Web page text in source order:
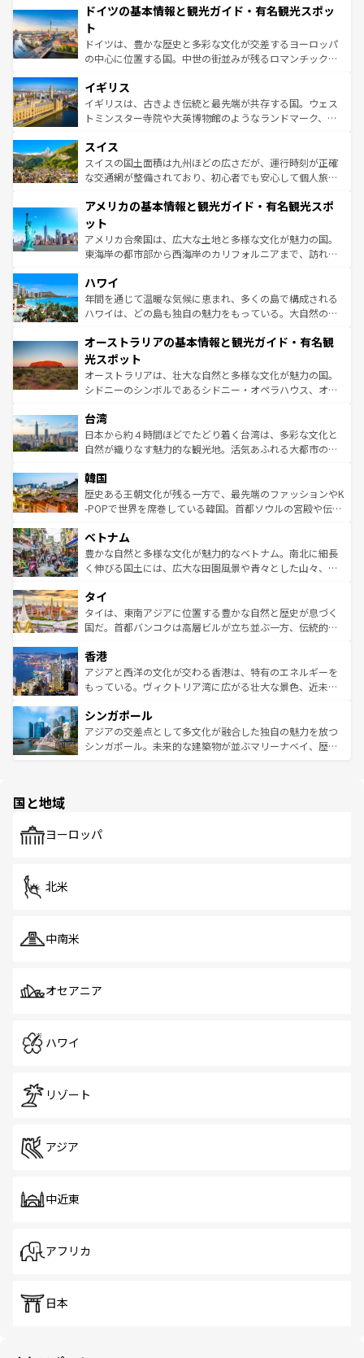
せる。地方によって風土や気候が異なるスペインはその個
ンテンツ一覧 を参照してほしい。
で、幅広い魅力が詰まっている。華麗な宮殿、歴史的な大
聖堂、美しいビーチ、そして豊かな自然が、訪れる者を心
から魅了する。また、フランスは美食の国としても知ら
れ、フランス料理はユネスコ無形文化遺産にも登録されて
香り高いラベンダー畑など、多彩な楽しみ方が可能だ。さ
らに、パリ以外の地域にも魅力が溢れており、どの街角に
も豊かな歴史と文化が息づいている。パリ以外の個性あふ
を参照してほしい。
ドイツの基本情報と観光ガイド・有名観光スポッ
ト
ドイツは、豊かな歴史と多彩な文化が交差するヨーロッパ
の中心に位置する国。中世の街並みが残るロマンチック街
顔を持つこの国は、どこを歩いても飽きることがない。ベ
ルリンの文化的活気、バイエルン州のアルプスの絶景、そ
してライン川沿いのワイン畑といった風景は必見。ビール
は、お酒好きな人にはぜひ体験してほしい。 なお、新着の
ドイツ情報はコンテンツ一覧を参照してほしい。
イギリス
イギリスは、古きよき伝統と最先端が共存する国。ウェス
トミンスター寺院や大英博物館のようなランドマーク、歴
リアごとに異なる魅力がある。また、優雅なアフタヌーン
ティー、ビール好きにはたまらない英国パブ、サッカー観
戦など、本場だからこそできる体験も豊富。イギリスを旅
ンツ一覧を参照してほしい。
スイス
スイスの国土面積は九州ほどの広さだが、運行時刻が正確
な交通網が整備されており、初心者でも安心して個人旅行
の建物がそのまま残る町や、スイスならではのユニークな
博物館もあり、アルプス観光だけでなく町歩きも満喫する
ことができる。国民の所得が高いため物価も高いが、旅行
者向けの交通パス提供のサービスもあり、うまく活用すれ
着のスイス情報は
アメリカの基本情報と観光ガイド・有名観光スポ
ット
アメリカ合衆国は、広大な土地と多様な文化が魅力の国。
東海岸の都市部から西海岸のカリフォルニアまで、訪れる
のような巨大都市は、観光、ショッピング、エンターテイ
ンメントが詰まった刺激的なスポットだ。一方、アメリカ
西部には大自然が広がり、グランドキャニオンやイエロー
部のニューオーリンズでは、音楽と美食が融合した独特の
文化が魅力。旅行者はアメリカの各地域で異なる魅力を楽
しみながら、その多様性と豊かな歴史を感じることができ
るだろう。車でのロードトリップや列車の旅も、アメリカ
情報は
ハワイ
年間を通じて温暖な気候に恵まれ、多くの島で構成される
ハワイは、どの島も独自の魅力をもっている。大自然の神
ワイ島は見逃せない。また、定番の観光地といえばオアフ
島だが、静かな自然を求めるならマウイ島やカウアイ島が
おすすめ。エメラルドグリーンに輝く海をはじめ、豊かな
文化や歴史が息づいている。「アロハスピリット」と呼ば
人々、おいしいローカルフードやハワイアンミュージッ
ク、伝統的なフラダンスなど、すべてがハワイの魅力を彩
っている。訪れるたびに新しい発見と感動が待っているハ
はコンテンツ一覧
オーストラリアの基本情報と観光ガイド・有名観
光スポット
オーストラリアは、壮大な自然と多様な文化が魅力の国。
シドニーのシンボルであるシドニー・オペラハウス、オー
リアリーフや大陸中央部にそびえるウルル（エアーズロッ
ク）、タスマニアの美しい原生林やケアンズの熱帯雨林な
ど、見どころがたくさん。また、カフェやワイン、オージ
いる。アクティビティも充実しており、サーフィンやダイ
ビング、ハイキングなど、アウトドア好きにはたまらな
い。オーストラリアの多彩な魅力を存分に味わいつくそ
参照してほしい。
台湾
日本から約４時間ほどでたどり着く台湾は、多彩な文化と
自然が織りなす魅力的な観光地。活気あふれる大都市の台
ン）、静ひつな山岳地帯である台湾東部など、都市の喧騒
と山間の静けさが共存しており、訪れる人に新しい発見と
驚きをもたらしてくれる。また、奥深い台湾の食文化も魅
容にもいいと評判のスイーツなど、バラエティ豊かな料理
が味わえる。 なお、新着の台湾情報は コンテンツ一覧を参
照してほしい。
韓国
歴史ある王朝文化が残る一方で、最先端のファッションやK
-POPで世界を席巻している韓国。首都ソウルの宮殿や伝統
き、地方に足を延ばせば四季折々の自然美を楽しむことが
できる。そして、キムチや焼肉、絶品のストリートフード
まで、さまざまな韓国料理が待っている。夜には、韓国な
リティに包まれながら、韓国の多彩な魅力を心ゆくまで味
わってみてほしい。 なお、新着の韓国情報はコンテンツ一
覧を参照してほしい。
ベトナム
豊かな自然と多様な文化が魅力的なベトナム。南北に細長
く伸びる国土には、広大な田園風景や青々とした山々、世
急速な発展と共に伝統が息づく。ハノイの古い町並みやホ
ーチミン市のフランス統治時代の建物も、独特の雰囲気を
醸し出している。また、バラエティの豊かさとおいしさで
とつ。フォーやバインミー、ベトナムコーヒーなどは、ぜ
ひ現地で味わいたい。どの地域を訪れてもあたたかい人々
が旅行者を迎えてくれるので、きっと忘れられない旅にな
参照してほしい。
タイ
タイは、東南アジアに位置する豊かな自然と歴史が息づく
国だ。首都バンコクは高層ビルが立ち並ぶ一方、伝統的な
の活気が交差している。北部ではチェンマイなどの山岳地
帯で自然と触れ合い、南部ではプーケットやクラビの美し
いビーチでリゾート気分を楽しむことができる。タイ料理
激する。気候は一年中温暖で、どの季節にも異なる楽しみ
が待っている。親しみやすいタイの人々、仏教を中心とし
た文化、そして多様な観光資源が、訪れる旅人を魅了し続
香港
アジアと西洋の文化が交わる香港は、特有のエネルギーを
もっている。ヴィクトリア湾に広がる壮大な景色、近未来
み、どこを訪れても感動するはず。観光スポットが密集し
ており、効率よく見どころを回れるのも魅力。息をのむよ
うな絶景から文化的な体験まで、香港を存分に楽しみ尽く
シンガポール
アジアの交差点として多文化が融合した独自の魅力を放つ
シンガポール。未来的な建築物が並ぶマリーナベイ、歴史
で、ホーカーズは地元の風情を楽しめる外せないスポット
国と地域
ヨーロッパ
北米
中南米
オセアニア
ハワイ
リゾート
アジア
中近東
アフリカ
日本